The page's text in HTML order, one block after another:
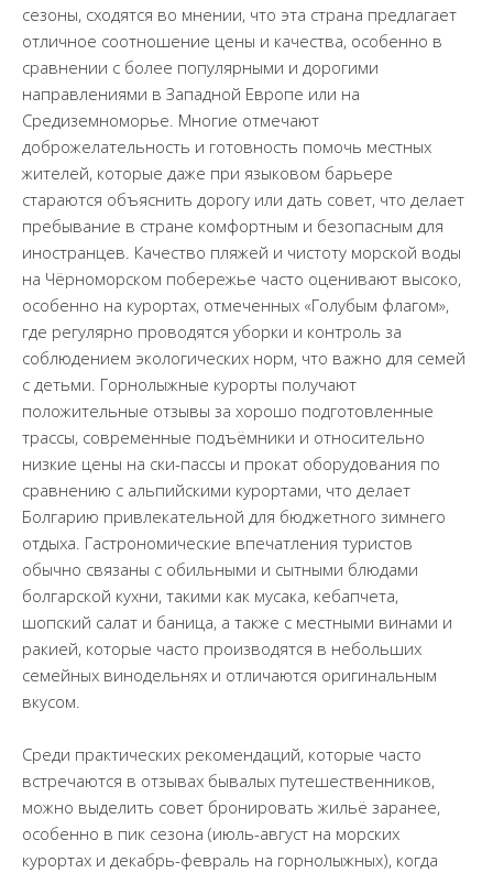
сезоны, сходятся во мнении, что эта страна предлагает
отличное соотношение цены и качества, особенно в
сравнении с более популярными и дорогими
направлениями в Западной Европе или на
Средиземноморье. Многие отмечают
доброжелательность и готовность помочь местных
жителей, которые даже при языковом барьере
стараются объяснить дорогу или дать совет, что делает
пребывание в стране комфортным и безопасным для
иностранцев. Качество пляжей и чистоту морской воды
на Чёрноморском побережье часто оценивают высоко,
особенно на курортах, отмеченных «Голубым флагом»,
где регулярно проводятся уборки и контроль за
соблюдением экологических норм, что важно для семей
с детьми. Горнолыжные курорты получают
положительные отзывы за хорошо подготовленные
трассы, современные подъёмники и относительно
низкие цены на ски-пассы и прокат оборудования по
сравнению с альпийскими курортами, что делает
Болгарию привлекательной для бюджетного зимнего
отдыха. Гастрономические впечатления туристов
обычно связаны с обильными и сытными блюдами
болгарской кухни, такими как мусака, кебапчета,
шопский салат и баница, а также с местными винами и
ракией, которые часто производятся в небольших
семейных винодельнях и отличаются оригинальным
вкусом.
Среди практических рекомендаций, которые часто
встречаются в отзывах бывалых путешественников,
можно выделить совет бронировать жильё заранее,
особенно в пик сезона (июль-август на морских
курортах и декабрь-февраль на горнолыжных), когда